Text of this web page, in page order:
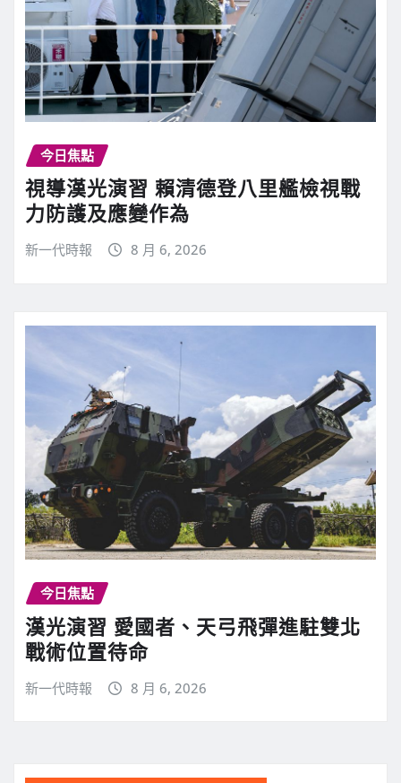
今日焦點
視導漢光演習 賴清德登八里艦檢視戰
力防護及應變作為
新一代時報 8 月 6, 2026
今日焦點
漢光演習 愛國者、天弓飛彈進駐雙北
戰術位置待命
新一代時報 8 月 6, 2026